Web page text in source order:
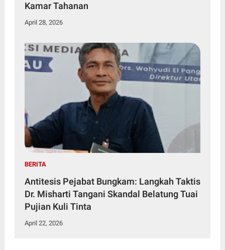
Kamar Tahanan
April 28, 2026
BERITA
Antitesis Pejabat Bungkam: Langkah Taktis
Dr. Misharti Tangani Skandal Belatung Tuai
Pujian Kuli Tinta
April 22, 2026